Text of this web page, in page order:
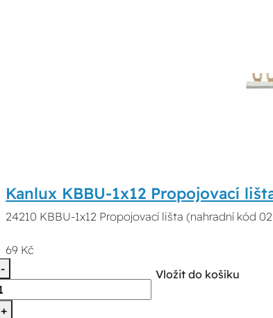
Kanlux KBBU-1x12 Propojovací
24210 KBBU-1x12 Propojovací lišta (nahradní kód
69 Kč
-
+
Vložit do košíku